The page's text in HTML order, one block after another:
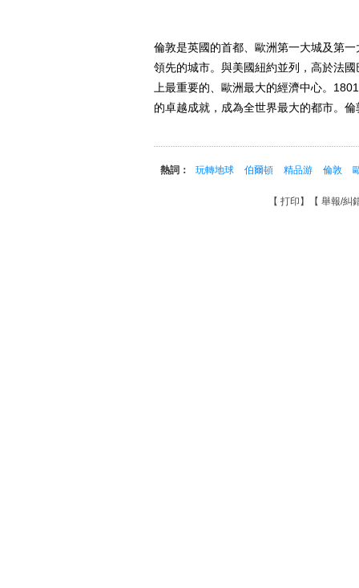
倫敦是英國的首都、歐洲第一大城及第
領先的城市。與美國紐約並列，高於法
上最重要的、歐洲最大的經濟中心。
的卓越成就，成為全世界最大的都市。
熱詞： 玩轉地球 伯爾頓 精品游 倫敦
【 打印 】【 舉報/糾